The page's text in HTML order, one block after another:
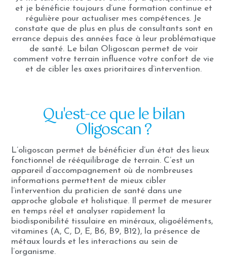
et je bénéficie toujours d’une formation continue et
régulière pour actualiser mes compétences. Je
constate que de plus en plus de consultants sont en
errance depuis des années face à leur problématique
de santé. Le bilan Oligoscan permet de voir
comment votre terrain influence votre confort de vie
et de cibler les axes prioritaires d’intervention.
Qu'est-ce que le bilan
Oligoscan ?
L’oligoscan permet de bénéficier d’un état des lieux
fonctionnel de rééquilibrage de terrain. C’est un
appareil d’accompagnement où de nombreuses
informations permettent de mieux cibler
l’intervention du praticien de santé dans une
approche globale et holistique. Il permet de mesurer
en temps réel et analyser rapidement la
biodisponibilité tissulaire en minéraux, oligoéléments,
vitamines (A, C, D, E, B6, B9, B12), la présence de
métaux lourds et les interactions au sein de
l’organisme.